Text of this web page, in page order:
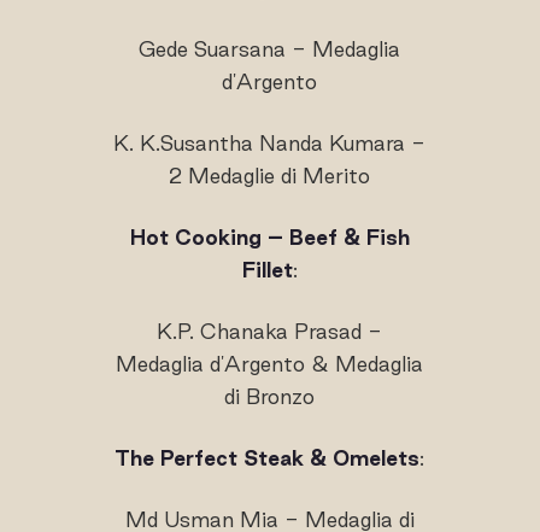
Gede Suarsana - Medaglia
d'Argento
K. K.Susantha Nanda Kumara -
2 Medaglie di Merito
Hot Cooking – Beef & Fish
Fillet:
K.P. Chanaka Prasad -
Medaglia d'Argento & Medaglia
di Bronzo
The Perfect Steak & Omelets:
Md Usman Mia - Medaglia di